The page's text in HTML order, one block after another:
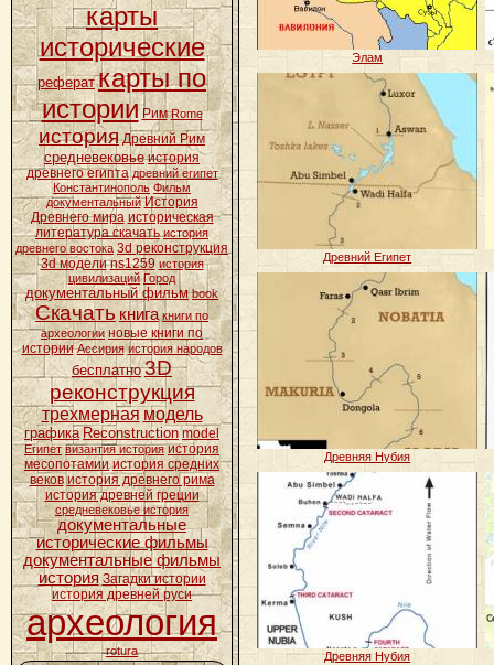
карты
исторические
реферат карты по
истории Рим Rome
история Древний Рим
средневековье история
древнего египта древний египет
Константинополь Фильм
документальный История
Древнего мира историческая
литература скачать история
древнего востока 3d реконструкция
3d модели ns1259 история
цивилизаций Город
документальный фильм book
Скачать книга книги по
археологии новые книги по
истории Ассирия история народов
бесплатно 3D
реконструкция
трехмерная модель
графика Reconstruction model
Египет византия история история
месопотамии история средних
веков история древнего рима
история древней греции
средневековье история
документальные
исторические фильмы
документальные фильмы
история Загадки истории
история древней руси
археология
rotura
Элам
Древний Египет
Древняя Нубия
Древняя Нубия